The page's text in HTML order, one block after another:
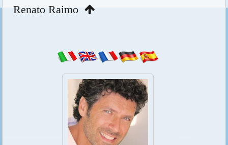
Renato Raimo